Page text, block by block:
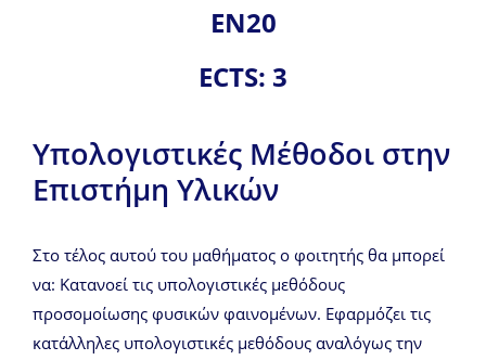
ΕΝ20
ECTS: 3
Υπολογιστικές Μέθοδοι στην
Επιστήμη Υλικών
Στο τέλος αυτού του μαθήματος ο φοιτητής θα μπορεί
να: Κατανοεί τις υπολογιστικές μεθόδους
προσομοίωσης φυσικών φαινομένων. Εφαρμόζει τις
κατάλληλες υπολογιστικές μεθόδους αναλόγως την